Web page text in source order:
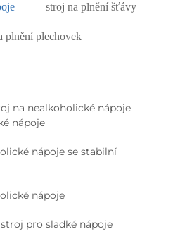
stroj na plnění šťávy
plnění plechovek
na nealkoholické nápoje
nápoje
nápoje se stabilní
nápoje
pro sladké nápoje